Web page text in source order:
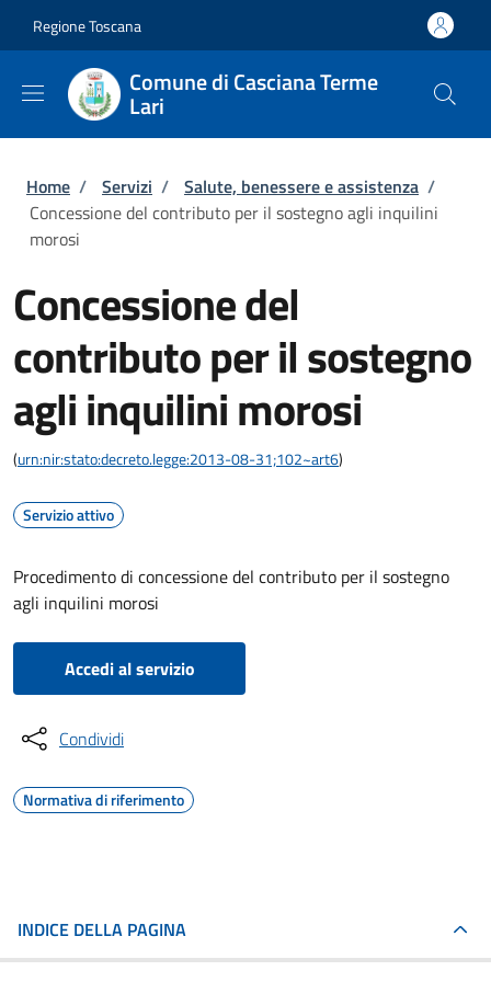
Regione Toscana
Comune di Casciana Terme
Lari
Briciole di pane
Home / Servizi / Salute, benessere e assistenza /
Concessione del contributo per il sostegno agli inquilini
morosi
Concessione del
contributo per il sostegno
agli inquilini morosi
(urn:nir:stato:decreto.legge:2013-08-31;102~art6)
Servizio attivo
Procedimento di concessione del contributo per il sostegno
agli inquilini morosi
Accedi al servizio
Condividi
Normativa di riferimento
INDICE DELLA PAGINA